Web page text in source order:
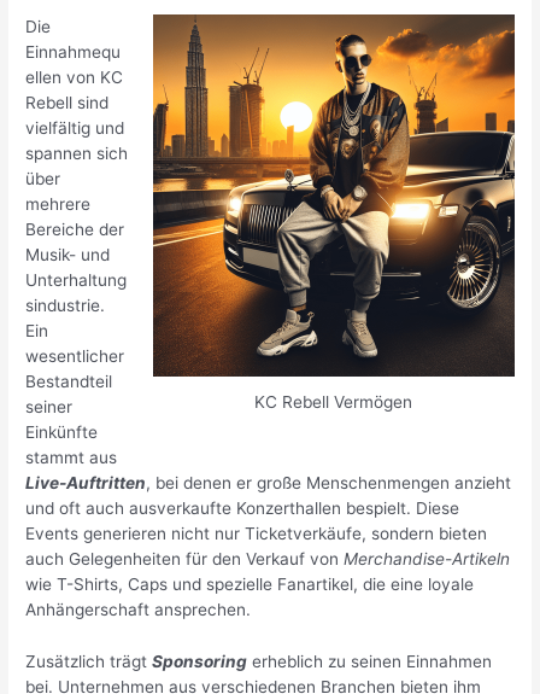
KC Rebell Vermögen
Die
Einnahmequ
ellen von KC
Rebell sind
vielfältig und
spannen sich
über
mehrere
Bereiche der
Musik- und
Unterhaltung
sindustrie.
Ein
wesentlicher
Bestandteil
seiner
Einkünfte
stammt aus
Live-Auftritten, bei denen er große Menschenmengen anzieht
und oft auch ausverkaufte Konzerthallen bespielt. Diese
Events generieren nicht nur Ticketverkäufe, sondern bieten
auch Gelegenheiten für den Verkauf vonMerchandise-Artikeln
wie T-Shirts, Caps und spezielle Fanartikel, die eine loyale
Anhängerschaft ansprechen.
Zusätzlich trägtSponsoring erheblich zu seinen Einnahmen
bei. Unternehmen aus verschiedenen Branchen bieten ihm